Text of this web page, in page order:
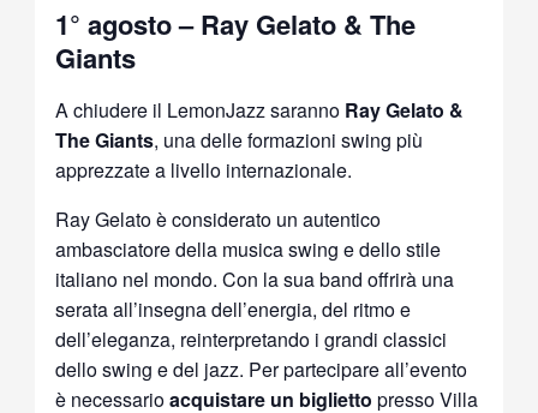
1° agosto – Ray Gelato & The
Giants
A chiudere il LemonJazz saranno Ray Gelato &
The Giants, una delle formazioni swing più
apprezzate a livello internazionale.
Ray Gelato è considerato un autentico
ambasciatore della musica swing e dello stile
italiano nel mondo. Con la sua band offrirà una
serata all’insegna dell’energia, del ritmo e
dell’eleganza, reinterpretando i grandi classici
dello swing e del jazz. Per partecipare all’evento
è necessarioacquistare un biglietto presso Villa